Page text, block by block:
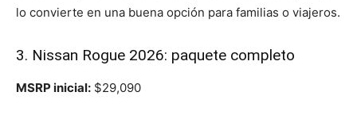
lo convierte en una buena opción para familias o viajeros.
3. Nissan Rogue 2026: paquete completo
MSRP inicial: $29,090